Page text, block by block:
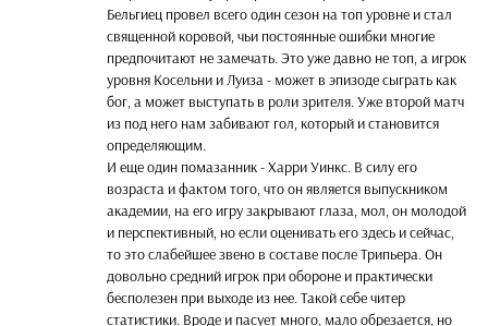
Бельгиец провел всего один сезон на топ уровне и стал
священной коровой, чьи постоянные ошибки многие
предпочитают не замечать. Это уже давно не топ, а игрок
уровня Косельни и Луиза - может в эпизоде сыграть как
бог, а может выступать в роли зрителя. Уже второй матч
из под него нам забивают гол, который и становится
определяющим.
И еще один помазанник - Харри Уинкс. В силу его
возраста и фактом того, что он является выпускником
академии, на его игру закрывают глаза, мол, он молодой
и перспективный, но если оценивать его здесь и сейчас,
то это слабейшее звено в составе после Трипьера. Он
довольно средний игрок при обороне и практически
бесполезен при выходе из нее. Такой себе читер
статистики. Вроде и пасует много, мало обрезается, но